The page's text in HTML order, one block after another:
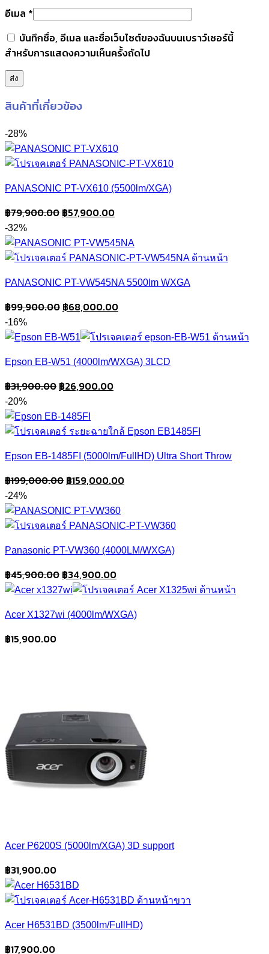
อีเมล *
บันทึกชื่อ, อีเมล และชื่อเว็บไซต์ของฉันบนเบราว์เซอร์นี้
สำหรับการแสดงความเห็นครั้งถัดไป
สินค้าที่เกี่ยวข้อง
-28%
PANASONIC PT-VX610 (5500lm/XGA)
฿79,900.00 Original
was:
฿79,900.00.
฿57,900.00Current
is:
฿57,900.00.
-32%
PANASONIC PT-VW545NA 5500lm WXGA
฿99,900.00 Original
was:
฿68,000.00Current
is:
-16%
Epson EB-W51 (4000lm/WXGA) 3LCD
฿31,900.00 Original
was:
฿31,900.00.
฿26,900.00Current
฿26,900.00.
-20%
Epson EB-1485FI (5000lm/FullHD) Ultra Short Throw
฿199,000.00 Original
was:
฿199,000.00.
฿159,000.00Current
฿159,000.00.
-24%
Panasonic PT-VW360 (4000LM/WXGA)
฿45,900.00 Original
price
฿45,900.00.
฿34,900.00Current
price
฿34,900.00.
Acer X1327wi (4000lm/WXGA)
฿15,900.00
Acer P6200S (5000lm/XGA) 3D support
฿31,900.00
Acer H6531BD (3500lm/FullHD)
฿17,900.00